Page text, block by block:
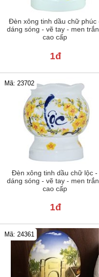
Đèn xông tinh dầu chữ phúc
dáng sóng - vẽ tay - men
cao cấp
1đ
Đèn xông tinh dầu chữ lộc -
dáng sóng - vẽ tay - men
cao cấp
Mã: 23702
1đ
Mã: 24361